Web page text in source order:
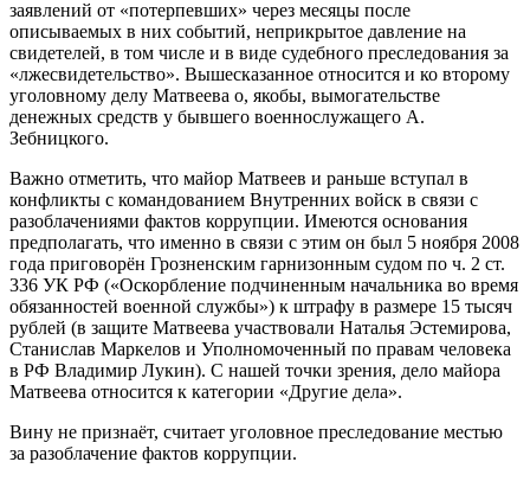
заявлений от «потерпевших» через месяцы после
описываемых в них событий, неприкрытое давление на
свидетелей, в том числе и в виде судебного преследования за
«лжесвидетельство». Вышесказанное относится и ко второму
уголовному делу Матвеева о, якобы, вымогательстве
денежных средств у бывшего военнослужащего А.
Зебницкого.
Важно отметить, что майор Матвеев и раньше вступал в
конфликты с командованием Внутренних войск в связи с
разоблачениями фактов коррупции. Имеются основания
предполагать, что именно в связи с этим он был 5 ноября 2008
года приговорён Грозненским гарнизонным судом по ч. 2 ст.
336 УК РФ («Оскорбление подчиненным начальника во время
обязанностей военной службы») к штрафу в размере 15 тысяч
рублей (в защите Матвеева участвовали Наталья Эстемирова,
Станислав Маркелов и Уполномоченный по правам человека
в РФ Владимир Лукин). С нашей точки зрения, дело майора
Матвеева относится к категории «Другие дела».
Вину не признаёт, считает уголовное преследование местью
за разоблачение фактов коррупции.